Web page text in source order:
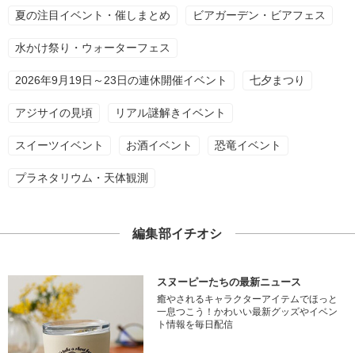
夏の注目イベント・催しまとめ ビアガーデン・ビアフェス
水かけ祭り・ウォーターフェス
2026年9月19日～23日の連休開催イベント 七夕まつり
アジサイの見頃 リアル謎解きイベント
スイーツイベント お酒イベント 恐竜イベント
プラネタリウム・天体観測
編集部イチオシ
スヌーピーたちの最新ニュース
癒やされるキャラクターアイテムでほっと
一息つこう！かわいい最新グッズやイベン
ト情報を毎日配信